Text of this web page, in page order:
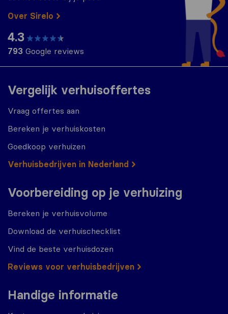
Vergelijk verhuisoffertes
Vraag offertes aan
Bereken je verhuiskosten
Goedkoop verhuizen
Verhuisbedrijven in Nederland
Voorbereiding op je verhuizing
Bereken je verhuisvolume
Download de verhuischecklist
Vind de beste verhuisdozen
Reviews voor verhuisbedrijven
Handige informatie
Over Sirelo
4.3
793 Google reviews